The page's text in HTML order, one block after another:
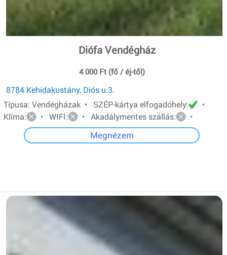
Diófa Vendégház
4 000 Ft (fő / éj-től)
8784 Kehidakustány, Diós u.3.
Típusa: Vendégházak • SZÉP-kártya elfogadóhely:
•
Klíma:
• WIFI: • Akadálymentes szállás: •
Megnézem